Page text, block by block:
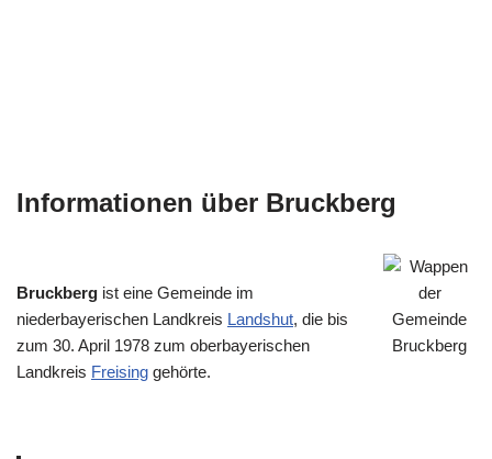
Informationen über Bruckberg
Bruckberg ist eine Gemeinde im
niederbayerischen Landkreis Landshut, die bis
zum 30. April 1978 zum oberbayerischen
Landkreis Freising gehörte.